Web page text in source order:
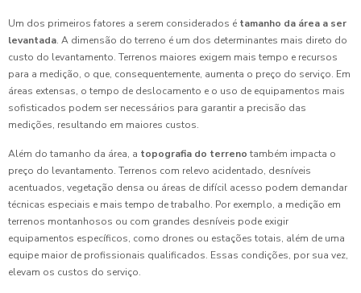
Um dos primeiros fatores a serem considerados é tamanho da área a ser
levantada. A dimensão do terreno é um dos determinantes mais direto do
custo do levantamento. Terrenos maiores exigem mais tempo e recursos
para a medição, o que, consequentemente, aumenta o preço do serviço. Em
áreas extensas, o tempo de deslocamento e o uso de equipamentos mais
sofisticados podem ser necessários para garantir a precisão das
medições, resultando em maiores custos.
Além do tamanho da área, a topografia do terreno também impacta o
preço do levantamento. Terrenos com relevo acidentado, desníveis
acentuados, vegetação densa ou áreas de difícil acesso podem demandar
técnicas especiais e mais tempo de trabalho. Por exemplo, a medição em
terrenos montanhosos ou com grandes desníveis pode exigir
equipamentos específicos, como drones ou estações totais, além de uma
equipe maior de profissionais qualificados. Essas condições, por sua vez,
elevam os custos do serviço.